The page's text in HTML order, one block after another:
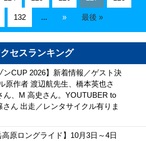
132 ... » 最後 »
セスランキング
ンCUP 2026】新着情報／ゲスト決
原作者 渡辺航先生、橋本英也さ
ん、M 高史さん。YOUTUBER to
さん 出走／レンタサイクル有りま
高原ロングライド】10月3日～4日